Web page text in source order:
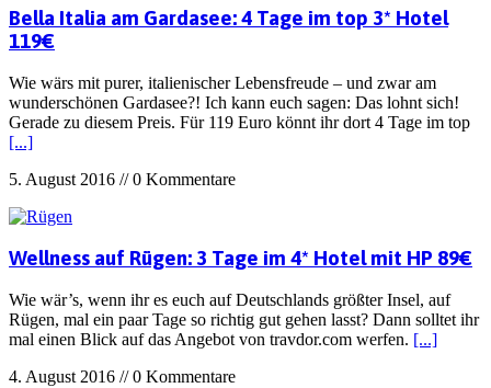
Bella Italia am Gardasee: 4 Tage im top 3* Hotel
119€
Wie wärs mit purer, italienischer Lebensfreude – und zwar am
wunderschönen Gardasee?! Ich kann euch sagen: Das lohnt sich!
Gerade zu diesem Preis. Für 119 Euro könnt ihr dort 4 Tage im top
[...]
5. August 2016 // 0 Kommentare
Wellness auf Rügen: 3 Tage im 4* Hotel mit HP 89€
Wie wär’s, wenn ihr es euch auf Deutschlands größter Insel, auf
Rügen, mal ein paar Tage so richtig gut gehen lasst? Dann solltet ihr
mal einen Blick auf das Angebot von travdor.com werfen. [...]
4. August 2016 // 0 Kommentare